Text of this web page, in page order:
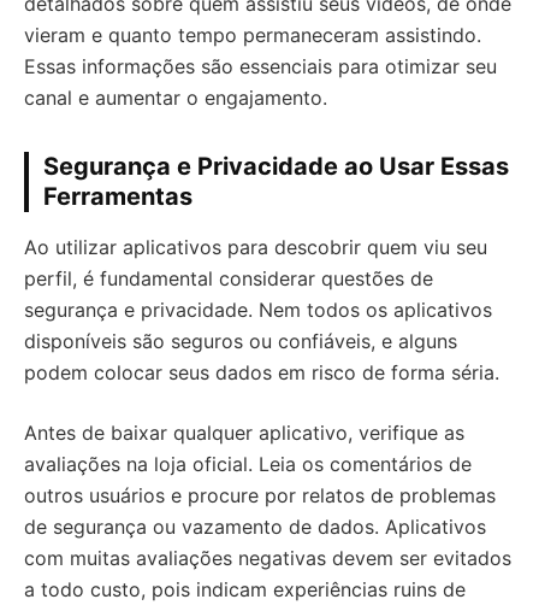
vieram e quanto tempo permaneceram assistindo.
Essas informações são essenciais para otimizar seu
canal e aumentar o engajamento.
Segurança e Privacidade ao Usar Essas
Ferramentas
Ao utilizar aplicativos para descobrir quem viu seu
perfil, é fundamental considerar questões de
segurança e privacidade. Nem todos os aplicativos
disponíveis são seguros ou confiáveis, e alguns
podem colocar seus dados em risco de forma séria.
Antes de baixar qualquer aplicativo, verifique as
avaliações na loja oficial. Leia os comentários de
outros usuários e procure por relatos de problemas
de segurança ou vazamento de dados. Aplicativos
com muitas avaliações negativas devem ser evitados
a todo custo, pois indicam experiências ruins de